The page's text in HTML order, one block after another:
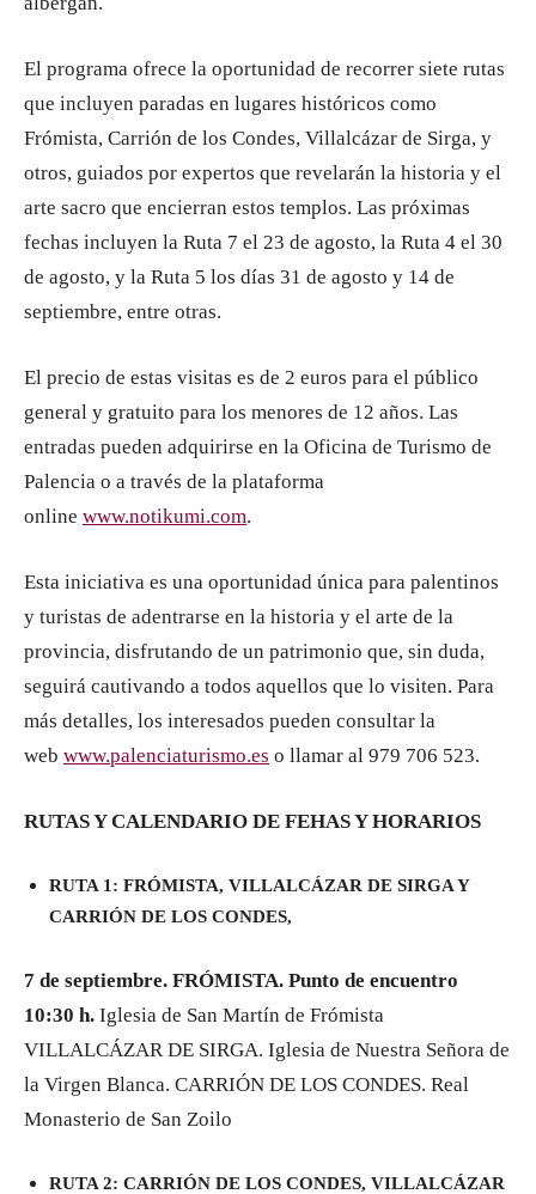
El programa ofrece la oportunidad de recorrer siete rutas
que incluyen paradas en lugares históricos como
Frómista, Carrión de los Condes, Villalcázar de Sirga, y
otros, guiados por expertos que revelarán la historia y el
arte sacro que encierran estos templos. Las próximas
fechas incluyen la Ruta 7 el 23 de agosto, la Ruta 4 el 30
de agosto, y la Ruta 5 los días 31 de agosto y 14 de
septiembre, entre otras.
El precio de estas visitas es de 2 euros para el público
general y gratuito para los menores de 12 años. Las
entradas pueden adquirirse en la Oficina de Turismo de
Palencia o a través de la plataforma
online www.notikumi.com.
Esta iniciativa es una oportunidad única para palentinos
y turistas de adentrarse en la historia y el arte de la
provincia, disfrutando de un patrimonio que, sin duda,
seguirá cautivando a todos aquellos que lo visiten. Para
más detalles, los interesados pueden consultar la
web www.palenciaturismo.es o llamar al 979 706 523.
RUTAS Y CALENDARIO DE FEHAS Y HORARIOS
RUTA 1: FRÓMISTA, VILLALCÁZAR DE SIRGA Y
CARRIÓN DE LOS CONDES,
7 de septiembre. FRÓMISTA. Punto de encuentro
10:30 h. Iglesia de San Martín de Frómista
VILLALCÁZAR DE SIRGA. Iglesia de Nuestra Señora de
la Virgen Blanca. CARRIÓN DE LOS CONDES. Real
Monasterio de San Zoilo
RUTA 2: CARRIÓN DE LOS CONDES, VILLALCÁZAR